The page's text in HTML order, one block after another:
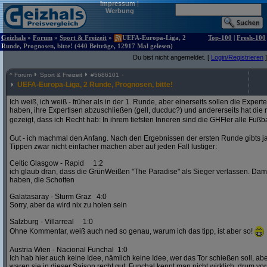
Impressum|
Werbung
Geizhals » Forum » Sport & Freizeit »
UEFA-Europa-Liga, 2
Runde, Prognosen, bitte! (440 Beiträge, 12917 Mal gelesen)
Top-100 | Fresh-100
Du bist nicht angemeldet. [ Login/Registrieren ]
^ Forum Sport & Freizeit #5686101
UEFA-Europa-Liga, 2 Runde, Prognosen, bitte!
Ich weiß, ich weiß - früher als in der 1. Runde, aber einerseits sollen die
haben, ihre Expertisen abzuschließen (gell, ducduc?) und andererseits hat die
gezeigt, dass ich Recht hab: In ihrem tiefsten Inneren sind die GHFler alle
Gut - ich machmal den Anfang. Nach den Ergebnissen der ersten Runde gibts
Tippen zwar nicht einfacher machen aber auf jeden Fall lustiger:
Celtic Glasgow - Rapid 1:2
ich glaub dran, dass die GrünWeißen "The Paradise" als Sieger verlassen.
haben, die Schotten
Galatasaray - Sturm Graz 4:0
Sorry, aber da wird nix zu holen sein
Salzburg - Villarreal 1:0
Ohne Kommentar, weiß auch ned so genau, warum ich das tipp, ist aber so!
Austria Wien - Nacional Funchal 1:0
Ich hab hier auch keine Idee, nämlich keine Idee, wer das Tor schießen soll,